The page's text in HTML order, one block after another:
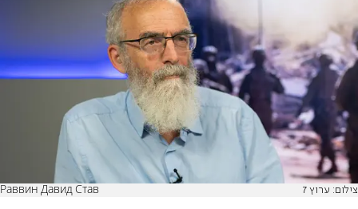
Раввин Давид Став צילום: ערוץ 7